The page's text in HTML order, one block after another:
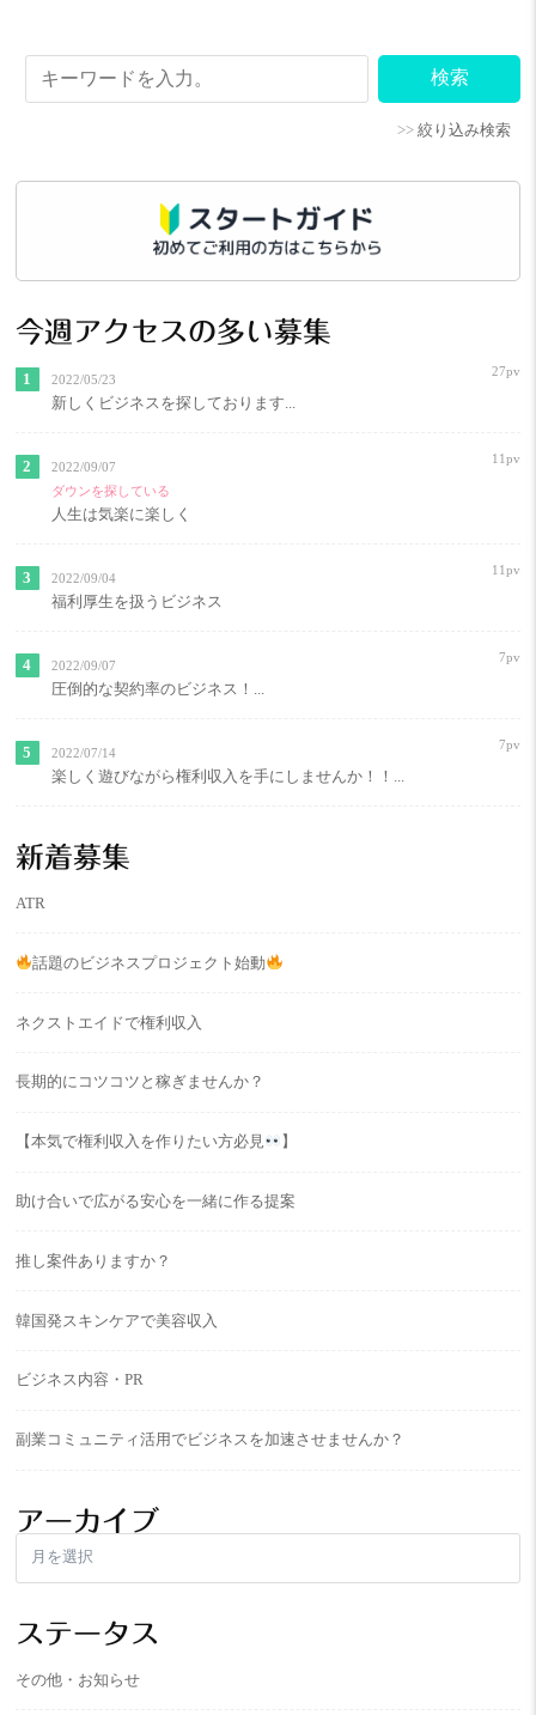
>>絞り込み検索
今週アクセスの多い募集
2022/05/23
27pv
新しくビジネスを探しております...
2022/09/07
11pv
ダウンを探している
人生は気楽に楽しく
2022/09/04
11pv
福利厚生を扱うビジネス
2022/09/07
7pv
圧倒的な契約率のビジネス！...
2022/07/14
7pv
楽しく遊びながら権利収入を手にしませんか！！...
新着募集
ATR
話題のビジネスプロジェクト始動
ネクストエイドで権利収入
長期的にコツコツと稼ぎませんか？
【本気で権利収入を作りたい方必見 】
助け合いで広がる安心を一緒に作る提案
推し案件ありますか？
韓国発スキンケアで美容収入
ビジネス内容・PR
副業コミュニティ活用でビジネスを加速させませんか？
アーカイブ
ブ
ステータス
その他・お知らせ